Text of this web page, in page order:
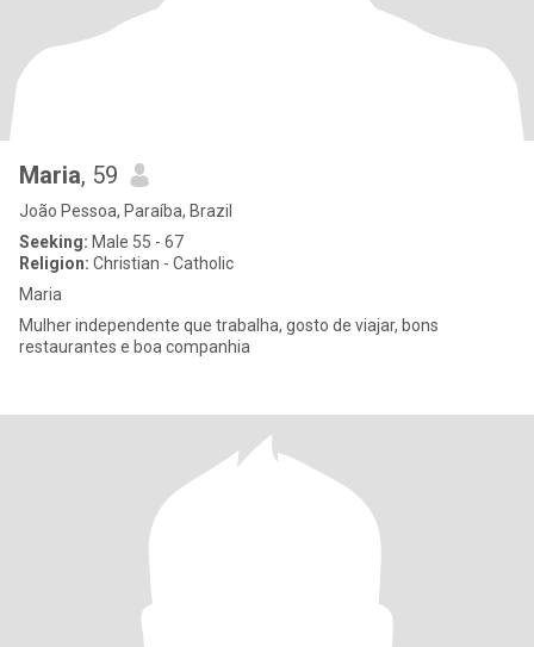
Maria, 59
João Pessoa, Paraíba, Brazil
Seeking: Male 55 - 67
Religion: Christian - Catholic
Maria
Mulher independente que trabalha, gosto de viajar, bons
restaurantes e boa companhia